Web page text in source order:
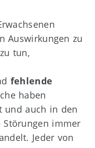
Auswirkungen zu
tun,
fehlende
haben
und auch in den
Störungen immer
Jeder von